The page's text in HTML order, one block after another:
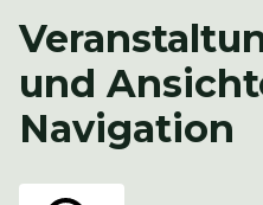
und
Navigation